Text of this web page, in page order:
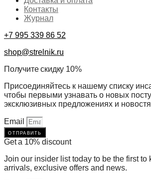
Контакты
Журнал
+7 995 339 86 52
shop@strelnik.ru
Получите скидку 10%
Присоединяйтесь к нашему списку
чтобы первыми узнавать о новых
эксклюзивных предложениях и
Email
отправить
Get a 10% discount
Join our insider list today to be the first to
arrivals, exclusive offers and news.